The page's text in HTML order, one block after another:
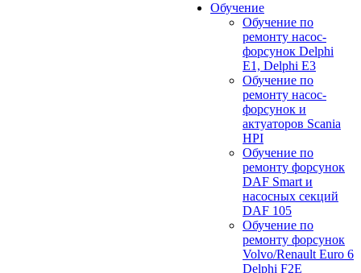
Обучение
Обучение по
ремонту насос-
форсунок Delphi
E1, Delphi E3
Обучение по
ремонту насос-
форсунок и
актуаторов Scania
HPI
Обучение по
ремонту форсунок
DAF Smart и
насосных секций
DAF 105
Обучение по
ремонту форсунок
Volvo/Renault Euro 6
Delphi F2E